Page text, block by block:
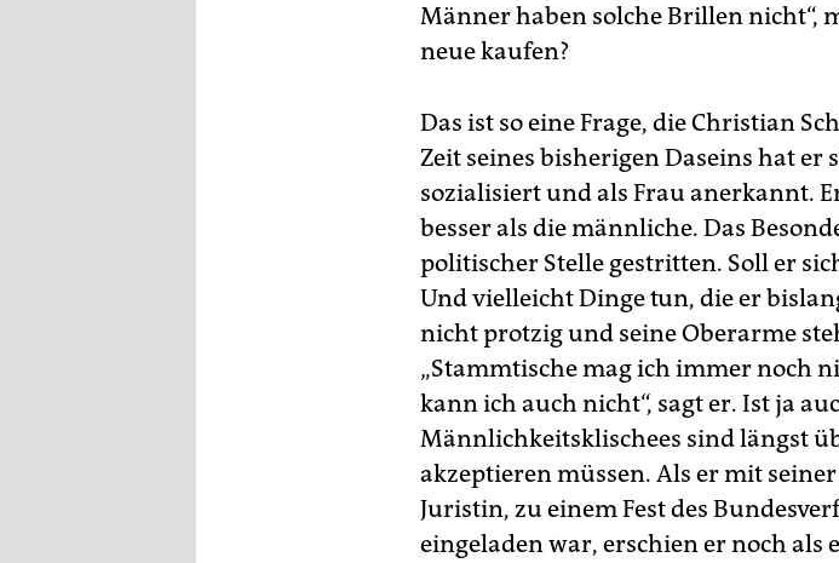
Männer haben solche Brillen nicht“,
neue kaufen?
Das ist so eine Frage, die Christian
Zeit seines bisherigen Daseins hat er
sozialisiert und als Frau anerkannt.
besser als die männliche. Das
politischer Stelle gestritten. Soll er
Und vielleicht Dinge tun, die er
nicht protzig und seine Oberarme
„Stammtische mag ich immer noch
kann ich auch nicht“, sagt er. Ist ja
Männlichkeitsklischees sind längst
akzeptieren müssen. Als er mit
Juristin, zu einem Fest des
eingeladen war, erschien er noch als